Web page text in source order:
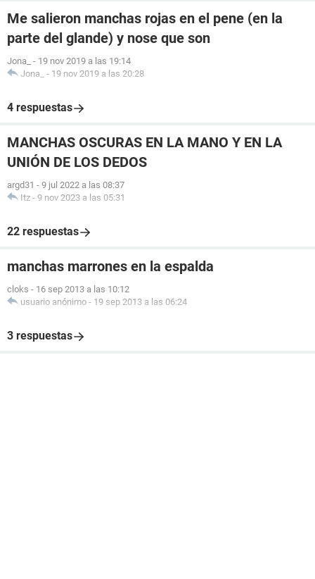
Me salieron manchas rojas en el pene (en la
parte del glande) y nose que son
Jona_ - 19 nov 2019 a las 19:14
Jona_
- 19 nov 2019 a las 20:28
4 respuestas
MANCHAS OSCURAS EN LA MANO Y EN LA
UNIÓN DE LOS DEDOS
argd31 - 9 jul 2022 a las 08:37
Itz - 9 nov 2023 a las 05:31
22 respuestas
manchas marrones en la espalda
cloks - 16 sep 2013 a las 10:12
usuario anónimo - 19 sep 2013 a las 06:24
3 respuestas